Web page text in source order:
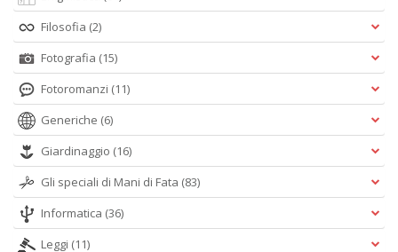
Filosofia (2)
Fotografia (15)
Fotoromanzi (11)
Generiche (6)
Giardinaggio (16)
Gli speciali di Mani di Fata (83)
Informatica (36)
Leggi (11)